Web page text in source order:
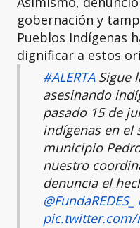
gobernación y
Pueblos Indígenas
dignificar a estos
#ALERTASigue
asesinando
pasado 15 de
indígenas en el
municipio
nuestro
denuncia el
@FundaREDES_
pic.twitter.com/